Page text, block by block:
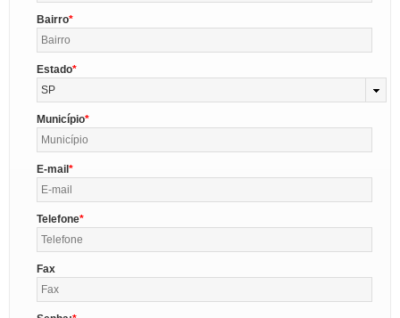
Bairro
Estado
SP
Município
E-mail
Telefone
Fax